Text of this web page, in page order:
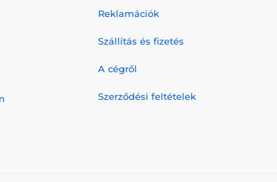
Reklamációk
Szállítás és fizetés
A cégről
Szerződési feltételek